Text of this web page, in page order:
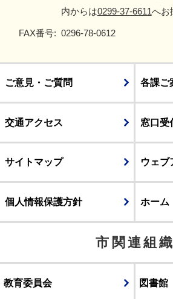
内からは0299-37-6611へお
FAX番号: 0296-78-0612
ご意見・ご質問 各課ご
交通アクセス 窓口受
サイトマップ ウェブ
個人情報保護方針 ホーム
市関連組織
教育委員会 図書館